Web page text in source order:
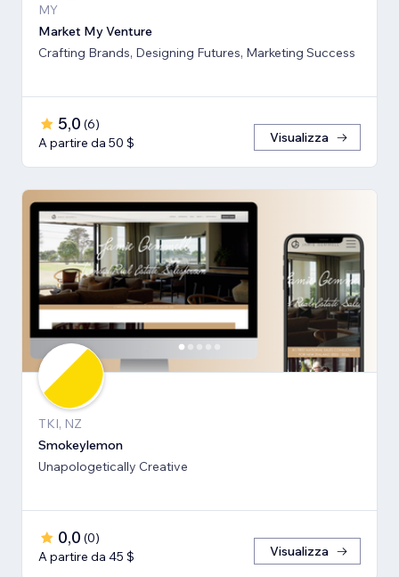
MY
Market My Venture
Crafting Brands, Designing Futures, Marketing Success
5,0 (6)
A partire da 50 $
Visualizza
TKI, NZ
Smokeylemon
Unapologetically Creative
0,0 (0)
A partire da 45 $
Visualizza